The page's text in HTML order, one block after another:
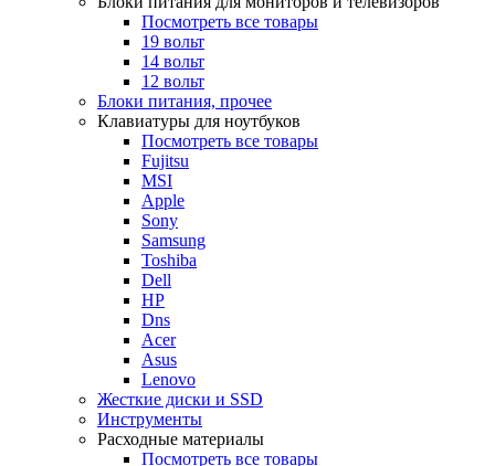
Посмотреть все товары
19 вольт
14 вольт
12 вольт
Блоки питания, прочее
Клавиатуры для ноутбуков
Посмотреть все товары
Fujitsu
MSI
Apple
Sony
Samsung
Toshiba
Dell
HP
Dns
Acer
Asus
Lenovo
Жесткие диски и SSD
Инструменты
Расходные материалы
Посмотреть все товары